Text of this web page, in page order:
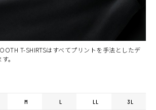
T-SHIRTSはすべてプリントを手法としたデ
。
M L LL 3L